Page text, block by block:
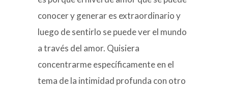
conocer y generar es extraordinario y
luego de sentirlo se puede ver el mundo
a través del amor. Quisiera
concentrarme específicamente en el
tema de la intimidad profunda con otro